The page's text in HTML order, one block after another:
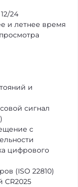
24
и летнее время
и
сигнал
с
цифрового
(ISO 22810)
CR2025